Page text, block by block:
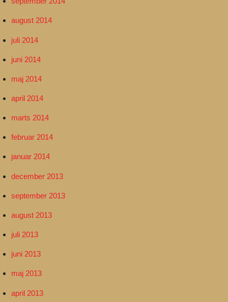
august 2014
juli 2014
juni 2014
maj 2014
april 2014
marts 2014
februar 2014
januar 2014
december 2013
september 2013
august 2013
juli 2013
juni 2013
maj 2013
april 2013